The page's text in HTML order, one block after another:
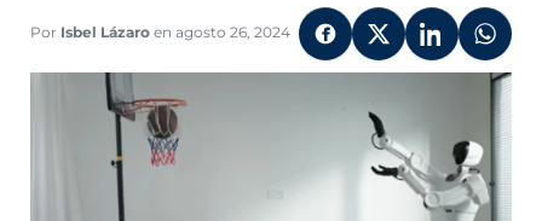
hacer
eso
y
más
Por Isbel Lázaro en agosto 26, 2024